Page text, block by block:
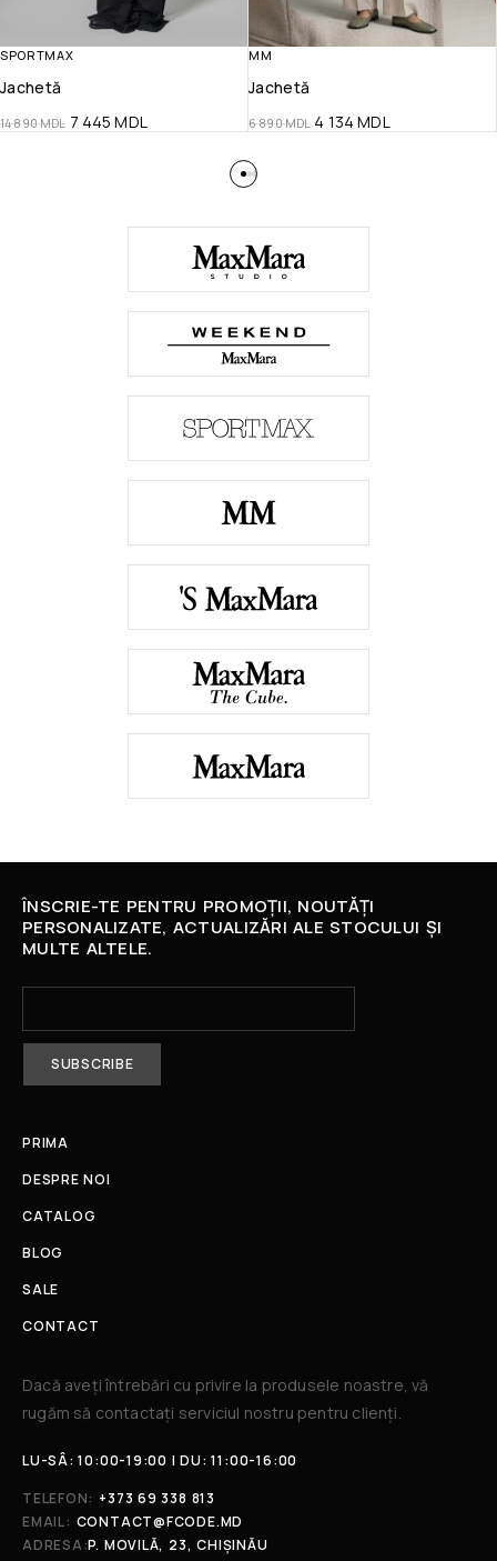
SPORTMAX
Jachetă
14 890MDL 7 445MDL
MM
Jachetă
6 890MDL 4 134MDL
ÎNSCRIE-TE PENTRU PROMOȚII, NOUTĂȚI
PERSONALIZATE, ACTUALIZĂRI ALE STOCULUI ȘI
MULTE ALTELE.
PRIMA
DESPRE NOI
CATALOG
BLOG
SALE
CONTACT
Dacă aveți întrebări cu privire la produsele noastre, vă
rugăm să contactați serviciul nostru pentru clienți.​
LU-SÂ: 10:00-19:00 | DU: 11:00-16:00
TELEFON: +373 69 338 813
EMAIL: CONTACT@FCODE.MD
ADRESA:P. MOVILĂ, 23, CHIȘINĂU